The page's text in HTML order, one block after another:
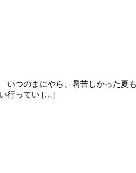
つのまにやら、暑苦しかった夏
行ってい […]